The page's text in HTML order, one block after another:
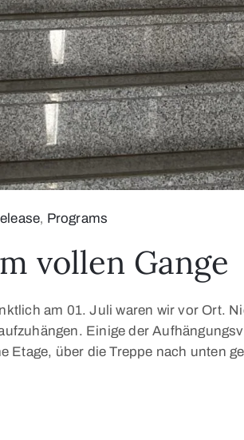
‚ Programs
vollen Gange
am 01. Juli waren wir vor Ort.
Einige der
Etage, über die Treppe nach unten